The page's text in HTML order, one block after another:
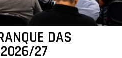
DAS
2026/27